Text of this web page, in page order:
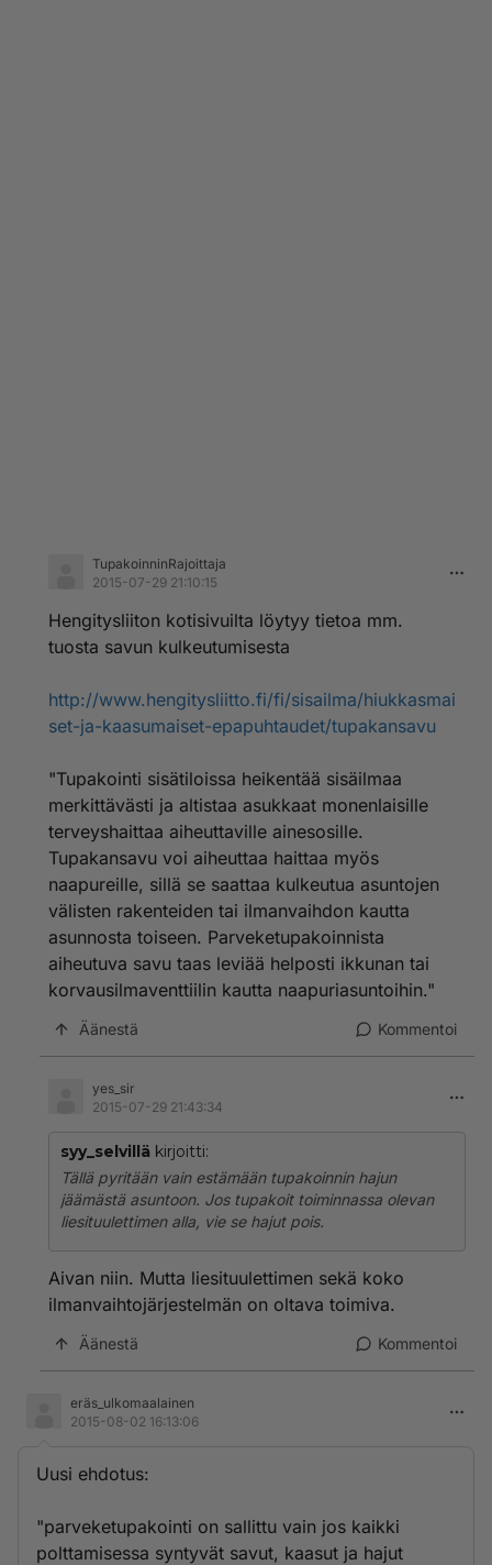
TupakoinninRajoittaja
2015-07-29 21:10:15
Hengitysliiton kotisivuilta löytyy tietoa mm.
tuosta savun kulkeutumisesta
http://www.hengitysliitto.fi/fi/sisailma/hiukkasmai
set-ja-kaasumaiset-epapuhtaudet/tupakansavu
"Tupakointi sisätiloissa heikentää sisäilmaa
merkittävästi ja altistaa asukkaat monenlaisille
terveyshaittaa aiheuttaville ainesosille.
Tupakansavu voi aiheuttaa haittaa myös
naapureille, sillä se saattaa kulkeutua asuntojen
välisten rakenteiden tai ilmanvaihdon kautta
asunnosta toiseen. Parveketupakoinnista
aiheutuva savu taas leviää helposti ikkunan tai
korvausilmaventtiilin kautta naapuriasuntoihin."
Äänestä Kommentoi
yes_sir
2015-07-29 21:43:34
syy_selvillä kirjoitti:
Tällä pyritään vain estämään tupakoinnin hajun
jäämästä asuntoon. Jos tupakoit toiminnassa olevan
liesituulettimen alla, vie se hajut pois.
Aivan niin. Mutta liesituulettimen sekä koko
ilmanvaihtojärjestelmän on oltava toimiva.
Äänestä Kommentoi
eräs_ulkomaalainen
2015-08-02 16:13:06
Uusi ehdotus:
"parveketupakointi on sallittu vain jos kaikki
polttamisessa syntyvät savut, kaasut ja hajut